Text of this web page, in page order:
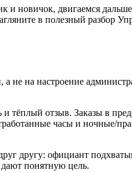
и новичок, двигаемся
в полезный разбор
а не на настроение
тёплый отзыв. Заказы в
часы и ночные/
другу: официант
понятную цель.